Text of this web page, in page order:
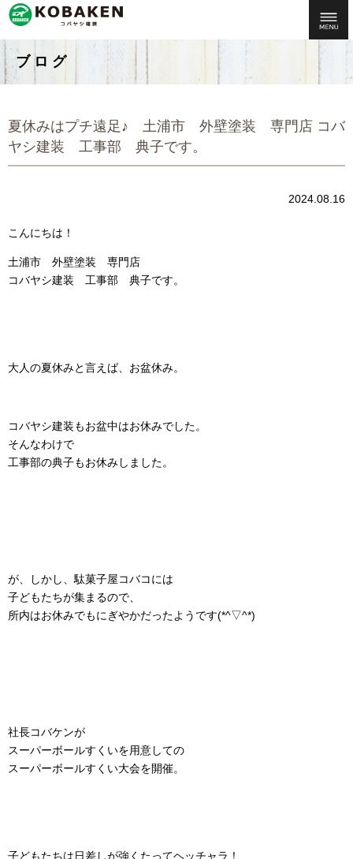
ブログ
夏休みはプチ遠足♪ 土浦市 外壁塗装 専門店 コバ
ヤシ建装 工事部 典子です。
2024.08.16
こんにちは！
土浦市 外壁塗装 専門店
コバヤシ建装 工事部 典子です。
大人の夏休みと言えば、お盆休み。
コバヤシ建装もお盆中はお休みでした。
そんなわけで
工事部の典子もお休みしました。
が、しかし、駄菓子屋コバコには
子どもたちが集まるので、
所内はお休みでもにぎやかだったようです(*^▽^*)
社長コバケンが
スーパーボールすくいを用意しての
スーパーボールすくい大会を開催。
子どもたちは日差しが強くたってヘッチャラ！